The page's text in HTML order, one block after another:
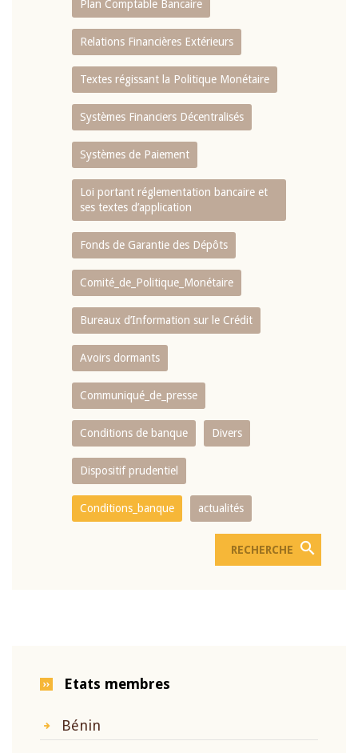
Plan Comptable Bancaire
Relations Financières Extérieurs
Textes régissant la Politique Monétaire
Systèmes Financiers Décentralisés
Systèmes de Paiement
Loi portant réglementation bancaire et
ses textes d’application
Fonds de Garantie des Dépôts
Comité_de_Politique_Monétaire
Bureaux d’Information sur le Crédit
Avoirs dormants
Communiqué_de_presse
Conditions de banque Divers
Dispositif prudentiel
Conditions_banque actualités
Etats membres
Bénin